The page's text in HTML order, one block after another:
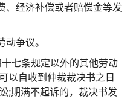
、经济补偿或者赔偿金等发
争议。
七条规定以外的其他劳动
以自收到仲裁裁决书之日
;期满不起诉的，裁决书发